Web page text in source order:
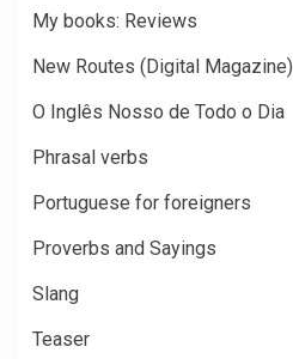
My books: Reviews
New Routes (Digital Magazine)
O Inglês Nosso de Todo o Dia
Phrasal verbs
Portuguese for foreigners
Proverbs and Sayings
Slang
Teaser